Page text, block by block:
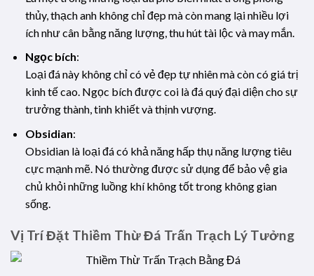
thủy, thạch anh không chỉ đẹp mà còn mang lại nhiều lợi
ích như cân bằng năng lượng, thu hút tài lộc và may mắn.
Ngọc bích:
Loại đá này không chỉ có vẻ đẹp tự nhiên mà còn có giá trị
kinh tế cao. Ngọc bích được coi là đá quý đại diện cho sự
trưởng thành, tinh khiết và thịnh vượng.
Obsidian:
Obsidian là loại đá có khả năng hấp thụ năng lượng tiêu
cực mạnh mẽ. Nó thường được sử dụng để bảo vệ gia
chủ khỏi những luồng khí không tốt trong không gian
sống.
Vị Trí Đặt Thiềm Thừ Đá Trấn Trạch Lý Tưởng